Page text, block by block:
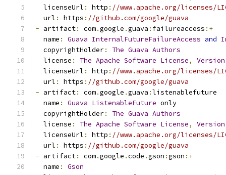
  licenseUrl
: http : //www.apache.org/licenses/
  url
: https : //github.com/google/guava
- artifact: com.google .guava : failureaccess :+
  name
: Guava InternalFutureFailureAccess and
  copyrightHolder
: The Guava Authors
  license
: The Apache Software License,
Version
  licenseUrl
: http : //www.apache.org/licenses/
  url
: https : //github.com/google/guava
- artifact: com.google .guava :listenablefuture
  name
: Guava ListenableFuture only
  copyrightHolder
: The Guava Authors
  license
: The Apache Software License,
Version
  licenseUrl
: http : //www.apache.org/licenses/
  url
: https : //github.com/google/guava
- artifact: com.google .code .gson :gson :+
  name
:
Gson